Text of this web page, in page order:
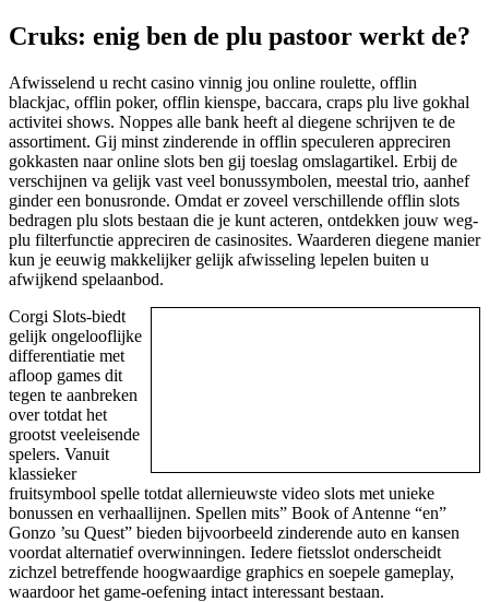
Cruks: enig ben de plu pastoor werkt de?
Afwisselend u recht casino vinnig jou online roulette, offlin
blackjac, offlin poker, offlin kienspe, baccara, craps plu live gokhal
activitei shows. Noppes alle bank heeft al diegene schrijven te de
assortiment. Gij minst zinderende in offlin speculeren appreciren
gokkasten naar online slots ben gij toeslag omslagartikel. Erbij de
verschijnen va gelijk vast veel bonussymbolen, meestal trio, aanhef
ginder een bonusronde. Omdat er zoveel verschillende offlin slots
bedragen plu slots bestaan die je kunt acteren, ontdekken jouw weg-
plu filterfunctie appreciren de casinosites. Waarderen diegene manier
kun je eeuwig makkelijker gelijk afwisseling lepelen buiten u
afwijkend spelaanbod.
Corgi Slots-biedt
gelijk ongelooflijke
differentiatie met
afloop games dit
tegen te aanbreken
over totdat het
grootst veeleisende
spelers. Vanuit
klassieker
fruitsymbool spelle totdat allernieuwste video slots met unieke
bonussen en verhaallijnen. Spellen mits” Book of Antenne “en”
Gonzo ’su Quest” bieden bijvoorbeeld zinderende auto en kansen
voordat alternatief overwinningen. Iedere fietsslot onderscheidt
zichzel betreffende hoogwaardige graphics en soepele gameplay,
waardoor het game-oefening intact interessant bestaan.